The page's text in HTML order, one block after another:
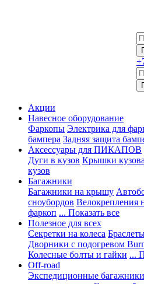
Акции
Навесное оборудование
Фаркопы Электрика для
бампера Задняя защита
Аксессуары для ПИКАПОВ
Дуги в кузов Крышки кузова
кузов
Багажники
Багажники на крышу
сноубордов Велокрепления
фаркоп ... Показать все
Полезное для всех
Секретки на колеса
Дворники с подогревом
Колесные болты и гайки ...
Off-road
Экспедиционные багажники